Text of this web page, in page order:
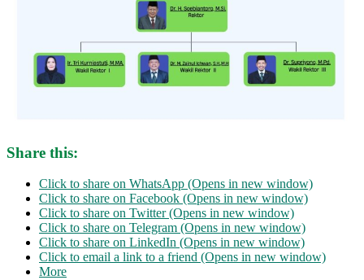
Share this:
Click to share on WhatsApp (Opens in new window)
Click to share on Facebook (Opens in new window)
Click to share on Twitter (Opens in new window)
Click to share on Telegram (Opens in new window)
Click to share on LinkedIn (Opens in new window)
Click to email a link to a friend (Opens in new window)
More